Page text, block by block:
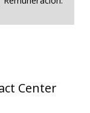
Center